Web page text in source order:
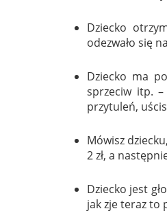
Dziecko
odezwało się
Dziecko ma
sprzeciw itp.
przytuleń,
Mówisz
2 zł, a
Dziecko jest
jak zje teraz to